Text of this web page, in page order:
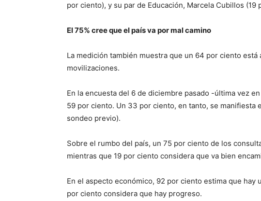
por ciento), y su par de Educación, Marcela Cubillos (19
El 75% cree que el país va por mal camino
La medición también muestra que un 64 por ciento está
movilizaciones.
En la encuesta del 6 de diciembre pasado -última vez
59 por ciento. Un 33 por ciento, en tanto, se manifiesta
sondeo previo).
Sobre el rumbo del país, un 75 por ciento de los
mientras que 19 por ciento considera que va bien
En el aspecto económico, 92 por ciento estima que
por ciento considera que hay progreso.